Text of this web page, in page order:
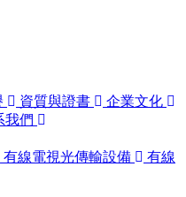
資質與證書
企業文化
我們
有線電視光傳輸設備
有線